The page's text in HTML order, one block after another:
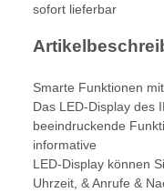
sofort lieferbar
Smarte Funktionen
Das LED-Display des
beeindruckende
informative
LED-Display können
Uhrzeit, & Anrufe &